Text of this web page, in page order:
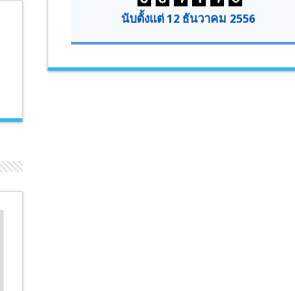
นับตั้งแต่ 12 ธันวาคม 2556